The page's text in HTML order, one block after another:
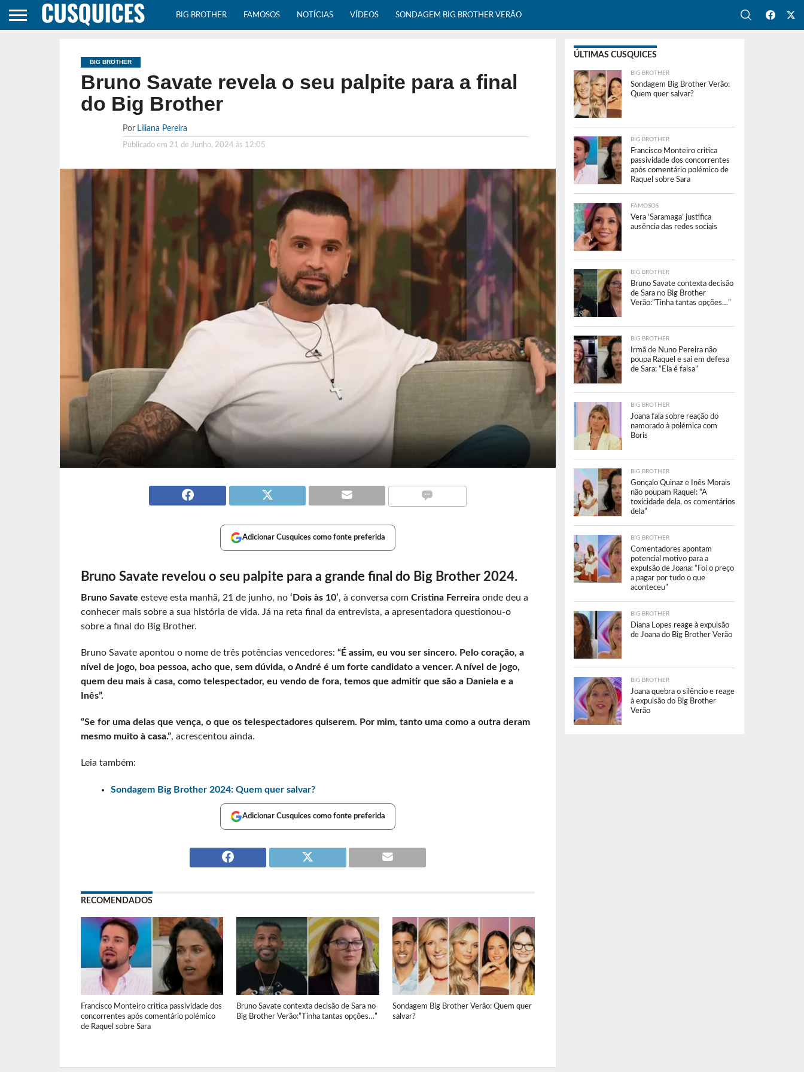
BIG BROTHER FAMOSOS NOTÍCIAS VÍDEOS SONDAGEM BIG BROTHER VERÃO
BIG BROTHER
Bruno Savate revela o seu palpite para a final
do Big Brother
Por Liliana Pereira
Publicado em 21 de Junho, 2024 às 12:05
Adicionar Cusquices como fonte preferida
Bruno Savate revelou o seu palpite para a grande final do Big Brother 2024.
Bruno Savate esteve esta manhã, 21 de junho, no ‘Dois às 10’, à conversa comCristina Ferreiraonde deu a
conhecer mais sobre a sua história de vida. Já na reta final da entrevista, a apresentadora questionou-o
sobre a final do Big Brother.
Bruno Savate apontou o nome de três potências vencedores: “É assim, eu vou ser sincero. Pelo coração, a
nível de jogo, boa pessoa, acho que, sem dúvida, o André é um forte candidato a vencer. A nível de jogo,
quem deu mais à casa, como telespectador, eu vendo de fora, temos que admitir que são a Daniela e a
Inês”.
“Se for uma delas que vença, o que os telespectadores quiserem. Por mim, tanto uma como a outra deram
mesmo muito à casa.”, acrescentou ainda.
Leia também:
Sondagem Big Brother 2024: Quem quer salvar?
Adicionar Cusquices como fonte preferida
RECOMENDADOS
Francisco Monteiro critica passividade dos
concorrentes após comentário polémico
de Raquel sobre Sara
Bruno Savate contexta decisão de Sara no
Big Brother Verão:”Tinha tantas opções…”
Sondagem Big Brother Verão: Quem quer
salvar?
ÚLTIMAS CUSQUICES
BIG BROTHER
Sondagem Big Brother Verão:
Quem quer salvar?
BIG BROTHER
Francisco Monteiro critica
passividade dos concorrentes
após comentário polémico de
Raquel sobre Sara
FAMOSOS
Vera ‘Saramaga’ justifica
ausência das redes sociais
BIG BROTHER
Bruno Savate contexta decisão
de Sara no Big Brother
Verão:”Tinha tantas opções…”
BIG BROTHER
Irmã de Nuno Pereira não
poupa Raquel e sai em defesa
de Sara: “Ela é falsa”
BIG BROTHER
Joana fala sobre reação do
namorado à polémica com
Boris
BIG BROTHER
Gonçalo Quinaz e Inês Morais
não poupam Raquel: “A
toxicidade dela, os comentários
dela”
BIG BROTHER
Comentadores apontam
potencial motivo para a
expulsão de Joana: “Foi o preço
a pagar por tudo o que
aconteceu”
BIG BROTHER
Diana Lopes reage à expulsão
de Joana do Big Brother Verão
BIG BROTHER
Joana quebra o silêncio e reage
à expulsão do Big Brother
Verão